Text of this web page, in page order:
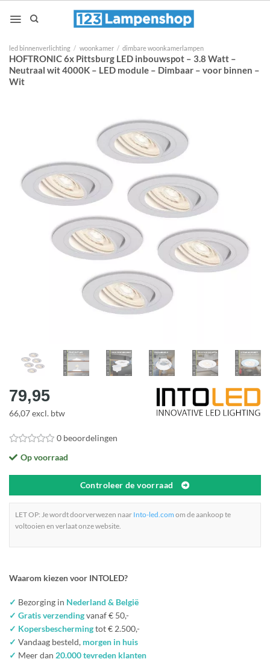
naar
led binnenverlichting / woonkamer / dimbare woonkamerlampen
HOFTRONIC 6x Pittsburg LED inbouwspot – 3.8 Watt –
Neutraal wit 4000K – LED module – Dimbaar – voor binnen –
Wit
79,95
66,07 excl. btw
0 beoordelingen
Op voorraad
Controleer de voorraad
LET OP: Je wordt doorverwezen naar Into-led.com om de aankoop te
voltooien en verlaat onze website.
Waarom kiezen voor INTOLED?
✓ Bezorging in Nederland & België
✓ Gratis verzendingvanaf € 50,-
✓ Kopersbeschermingtot € 2.500,-
✓ Vandaag besteld, morgen in huis
✓ Meer dan 20.000 tevreden klanten